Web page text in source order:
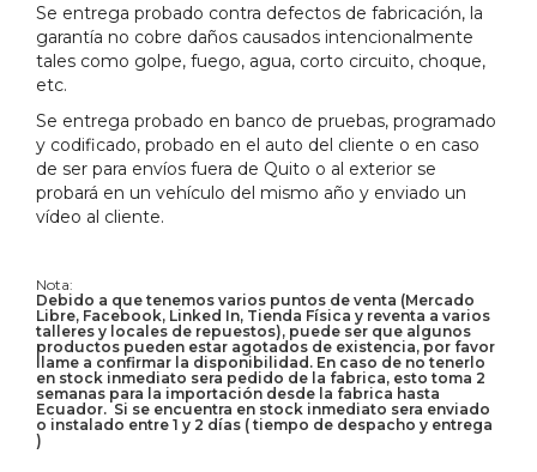
Se entrega probado contra defectos de fabricación, la
garantía no cobre daños causados intencionalmente
tales como golpe, fuego, agua, corto circuito, choque,
etc.
Se entrega probado en banco de pruebas, programado
y codificado, probado en el auto del cliente o en caso
de ser para envíos fuera de Quito o al exterior se
probará en un vehículo del mismo año y enviado un
vídeo al cliente.
Nota:
Debido a que tenemos varios puntos de venta (Mercado
Libre, Facebook, Linked In, Tienda Física y reventa a varios
talleres y locales de repuestos), puede ser que algunos
productos pueden estar agotados de existencia, por favor
llame a confirmar la disponibilidad. En caso de no tenerlo
en stock inmediato sera pedido de la fabrica, esto toma 2
semanas para la importación desde la fabrica hasta
Ecuador. Si se encuentra en stock inmediato sera enviado
o instalado entre 1 y 2 días ( tiempo de despacho y entrega
)